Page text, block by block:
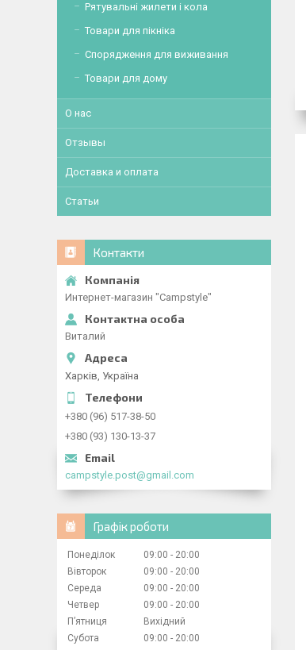
Рятувальні жилети і кола
Товари для пікніка
Спорядження для виживання
Товари для дому
О нас
Отзывы
Доставка и оплата
Статьи
Контакти
Интернет-магазин "Campstyle"
Виталий
Харків, Україна
+380 (96) 517-38-50
+380 (93) 130-13-37
campstyle.post@gmail.com
Графік роботи
Понеділок 09:00
20:00
Вівторок
09:00
20:00
Середа
09:00
20:00
Четвер
09:00
20:00
Пʼятниця
Вихідний
Субота
09:00
20:00